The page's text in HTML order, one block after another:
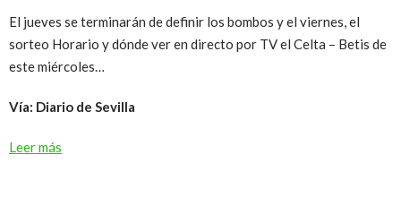
El jueves se terminarán de definir los bombos y el viernes, el
sorteo Horario y dónde ver en directo por TV el Celta – Betis de
este miércoles…
Vía: Diario de Sevilla
Leer más